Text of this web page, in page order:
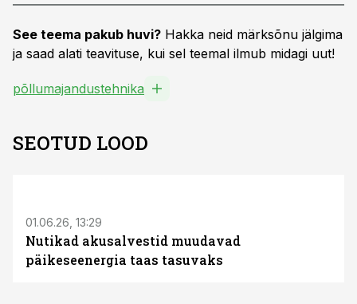
See teema pakub huvi? Hakka neid märksõnu jälgima
ja saad alati teavituse, kui sel teemal ilmub midagi uut!
põllumajandustehnika
SEOTUD LOOD
01.06.26, 13:29
Nutikad akusalvestid muudavad
päikeseenergia taas tasuvaks